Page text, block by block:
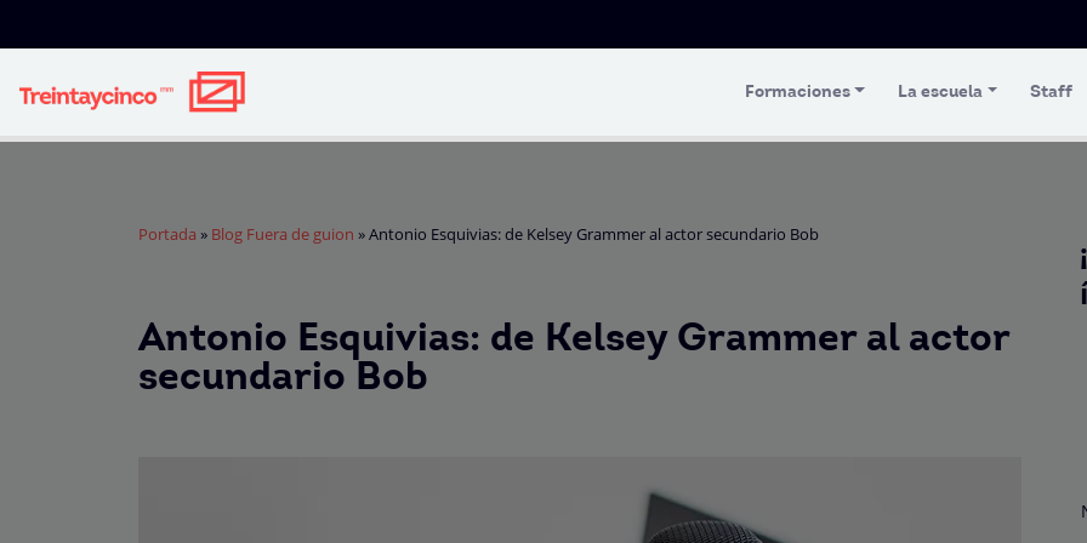
Formaciones La escuela Staff
Portada » Blog Fuera de guion »Antonio Esquivias: de Kelsey Grammer al actor secundario Bob
Antonio Esquivias: de Kelsey Grammer al actor
secundario Bob